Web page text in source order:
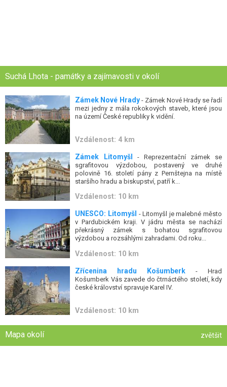
Suchá Lhota - památky a zajímavosti v okolí
Zámek Nové Hrady- Zámek Nové Hrady se řadí
mezi jedny z mála rokokových staveb, které jsou
na území České republiky k vidění.
Vzdálenost: 4 km
Zámek Litomyšl
- Reprezentační zámek se
sgrafitovou výzdobou, postavený ve druhé
polovině 16. století pány z Pernštejna na místě
staršího hradu a biskupství, patří k...
Vzdálenost: 10 km
UNESCO: Litomyšl - Litomyšl je malebné město
v Pardubickém kraji. V jádru města se nachází
překrásný zámek s bohatou sgrafitovou
výzdobou a rozsáhlými zahradami. Od roku...
Vzdálenost: 10 km
Zřícenina hradu Košumberk - Hrad
Košumberk Vás zavede do čtrnáctého století, kdy
české království spravuje Karel IV.
Vzdálenost: 10 km
Mapa okolí zvětšit